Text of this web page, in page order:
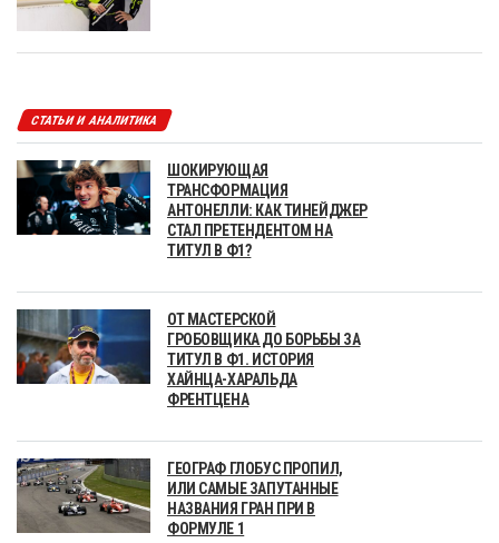
СТАТЬИ И АНАЛИТИКА
ШОКИРУЮЩАЯ
ТРАНСФОРМАЦИЯ
АНТОНЕЛЛИ: КАК ТИНЕЙДЖЕР
СТАЛ ПРЕТЕНДЕНТОМ НА
ТИТУЛ В Ф1?
ОТ МАСТЕРСКОЙ
ГРОБОВЩИКА ДО БОРЬБЫ ЗА
ТИТУЛ В Ф1. ИСТОРИЯ
ХАЙНЦА-ХАРАЛЬДА
ФРЕНТЦЕНА
ГЕОГРАФ ГЛОБУС ПРОПИЛ,
ИЛИ САМЫЕ ЗАПУТАННЫЕ
НАЗВАНИЯ ГРАН ПРИ В
ФОРМУЛЕ 1